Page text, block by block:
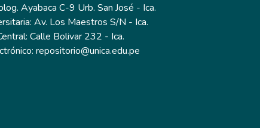
Ayabaca C-9 Urb. San José - Ica.
Av. Los Maestros S/N - Ica.
Calle Bolivar 232 - Ica.
repositorio@unica.edu.pe